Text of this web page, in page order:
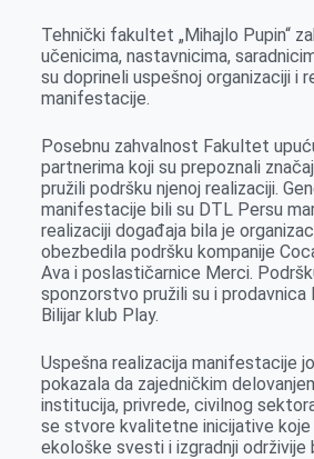
Tehnički fakultet „Mihajlo Pupin“
učenicima, nastavnicima,
su doprineli uspešnoj organizaciji i
manifestacije.
Posebnu zahvalnost Fakultet
partnerima koji su prepoznali
pružili podršku njenoj realizaciji.
manifestacije bili su DTL Persu
realizaciji događaja bila je
obezbedila podršku kompanije
Ava i poslastičarnice Merci.
sponzorstvo pružili su i prodavnica
Bilijar klub Play.
Uspešna realizacija manifestacije
pokazala da zajedničkim
institucija, privrede, civilnog
se stvore kvalitetne inicijative koje
ekološke svesti i izgradnji održivije